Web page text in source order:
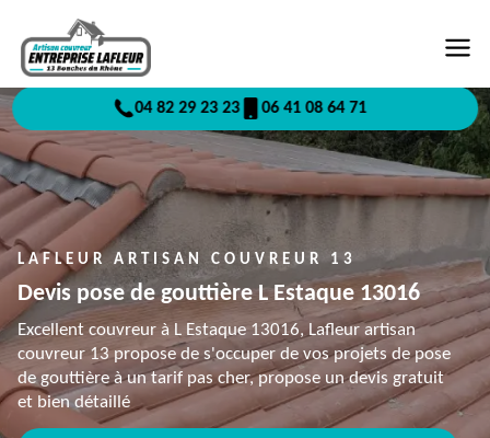
04 82 29 23 23 06 41 08 64 71
LAFLEUR ARTISAN COUVREUR 13
Devis pose de gouttière L Estaque 13016
Excellent couvreur à L Estaque 13016, Lafleur artisan
couvreur 13 propose de s'occuper de vos projets de pose
de gouttière à un tarif pas cher, propose un devis gratuit
et bien détaillé